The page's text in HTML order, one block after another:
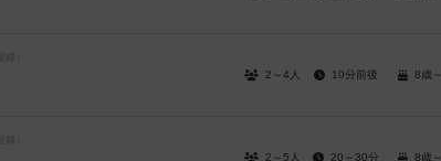
2～4人 10分前後 8歳～
2～5人 20～30分 8歳～